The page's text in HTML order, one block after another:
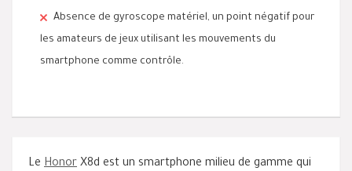
Absence de gyroscope matériel, un point négatif pour
les amateurs de jeux utilisant les mouvements du
smartphone comme contrôle.
Le Honor X8d est un smartphone milieu de gamme qui